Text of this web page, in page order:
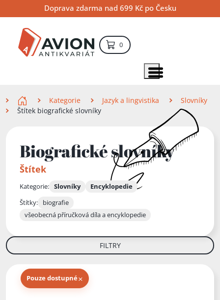
na
obsah
na
navigaci
na
vyhledávání
Doprava zdarma nad 699 Kč po Česku
0položek – košík
Zobrazit položky menu
Kategorie Jazyk a lingvistika
Slovníky
Štítek biografické slovníky
Biografické slovníky
Štítek
Kategorie: Slovníky
Encyklopedie
Štítky:
biografie
všeobecná příručková díla a encyklopedie
FILTRY
Pouze dostupné×